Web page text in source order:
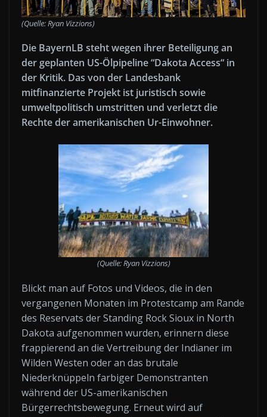
(Quelle: Ryan Vizzions)
Die BayernLB steht wegen ihrer Beteiligung an
der geplanten US-Ölpipeline “Dakota Access“ in
der Kritik. Das von der Landesbank
mitfinanzierte Projekt ist juristisch sowie
umweltpolitisch umstritten und verletzt die
Rechte der amerikanischen Ur-Einwohner.
(Quelle: Ryan Vizzions)
Blickt man auf Fotos und Videos, die in den
vergangenen Monaten im Protestcamp am Rande
des Reservats der Standing Rock Sioux in North
Dakota aufgenommen wurden, erinnern diese
frappierend an die Vertreibung der Indianer im
Wilden Westen oder an das brutale
Niederknüppeln farbiger Demonstranten
während der US-amerikanischen
Bürgerrechtsbewegung. Erneut wird auf